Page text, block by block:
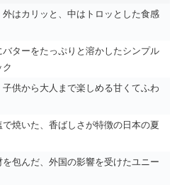
外はカリッと、中はトロッとした食感
ターをたっぷりと溶かしたシンプル
供から大人まで楽しめる甘くてふわ
焼いた、香ばしさが特徴の日本の夏
包んだ、外国の影響を受けたユニー